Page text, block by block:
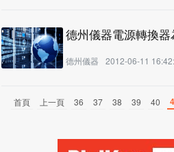
德州儀器電源轉換
德州儀器 2012-06-11
首頁 上一頁 36 37 38 39 40